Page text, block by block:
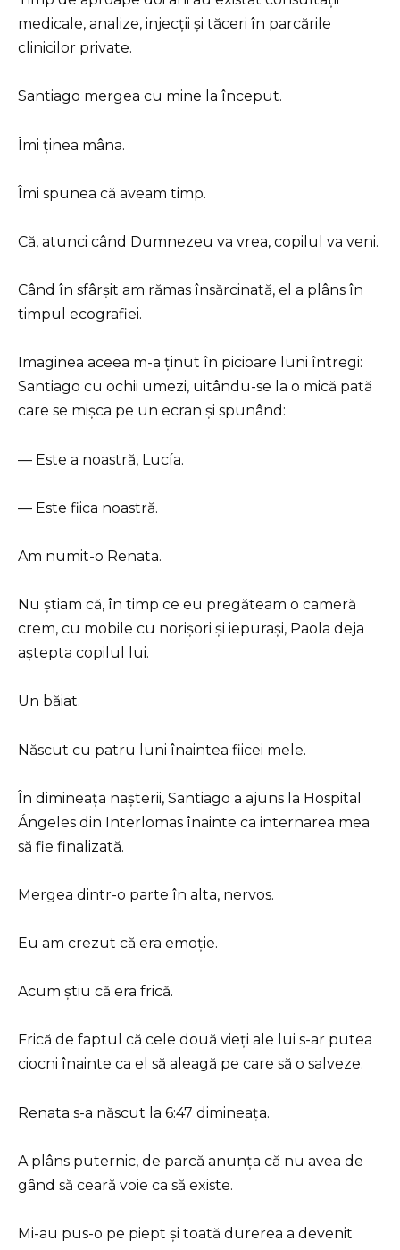
medicale, analize, injecții și tăceri în parcările
clinicilor private.
Santiago mergea cu mine la început.
Îmi ținea mâna.
Îmi spunea că aveam timp.
Că, atunci când Dumnezeu va vrea, copilul va veni.
Când în sfârșit am rămas însărcinată, el a plâns în
timpul ecografiei.
Imaginea aceea m-a ținut în picioare luni întregi:
Santiago cu ochii umezi, uitându-se la o mică pată
care se mișca pe un ecran și spunând:
— Este a noastră, Lucía.
— Este fiica noastră.
Am numit-o Renata.
Nu știam că, în timp ce eu pregăteam o cameră
crem, cu mobile cu norișori și iepurași, Paola deja
aștepta copilul lui.
Un băiat.
Născut cu patru luni înaintea fiicei mele.
În dimineața nașterii, Santiago a ajuns la Hospital
Ángeles din Interlomas înainte ca internarea mea
să fie finalizată.
Mergea dintr-o parte în alta, nervos.
Eu am crezut că era emoție.
Acum știu că era frică.
Frică de faptul că cele două vieți ale lui s-ar putea
ciocni înainte ca el să aleagă pe care să o salveze.
Renata s-a născut la 6:47 dimineața.
A plâns puternic, de parcă anunța că nu avea de
gând să ceară voie ca să existe.
Mi-au pus-o pe piept și toată durerea a devenit